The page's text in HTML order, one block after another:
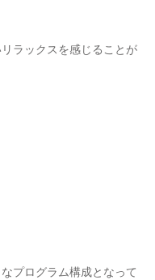
ラックスを感じることが
プログラム構成となって